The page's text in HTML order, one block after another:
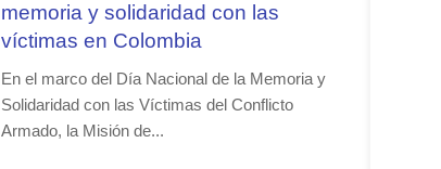
memoria y solidaridad con las
víctimas en Colombia
En el marco del Día Nacional de la Memoria y
Solidaridad con las Víctimas del Conflicto
Armado, la Misión de...